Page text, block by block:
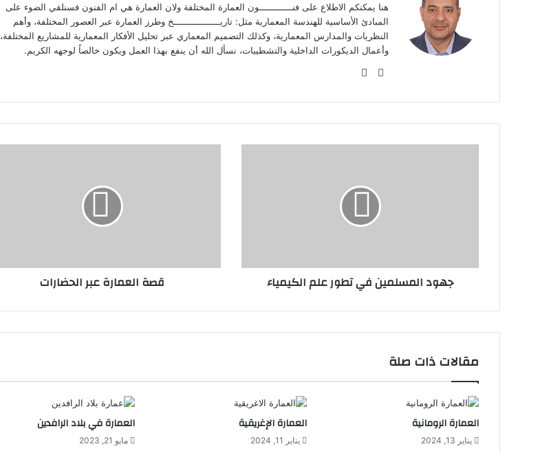
هنا يمكنكم الاطلاع على فنــــــــــــون العمارة المختلفة ولان العمارة هي ام الفنون فسنلقي الضوء على
المبادئ الأساسية للهندسة المعمارية مثل: تاريـــــــــــــــــخ وطرز العمارة عبر العصور المختلفة، وأهم
النظريات والمدارس المعمارية، وكذلك التصميم المعماري عبر تحليل الأفكار المعمارية للمشاريع المختلفة،
وأعمال الديكورات الداخلية والتشطيبات، نسأل الله أن ينفع بهذا العمل ويكون خالصاً لوجهه الكريم.
موقع
جهود المسلمين في تطور علم الكيمياء قصة العمارة عبر الحضارات
مقالات ذات صلة
العمارة الرومانية
يناير 13, 2024
العمارة الإغريقية
يناير 11, 2024
العمارة في بلاد الرافدين
مايو 21, 2023